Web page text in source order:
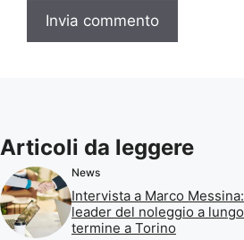
Articoli da leggere
News
Intervista a Marco Messina:
leader del noleggio a lungo
termine a Torino